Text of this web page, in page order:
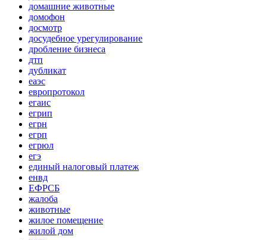
домашние животные
домофон
досмотр
досудебное урегулирование
дробление бизнеса
дтп
дубликат
еаэс
европротокол
егаис
егрип
егрн
егрп
егрюл
егэ
единый налоговый платеж
енвд
ЕФРСБ
жалоба
животные
жилое помещение
жилой дом